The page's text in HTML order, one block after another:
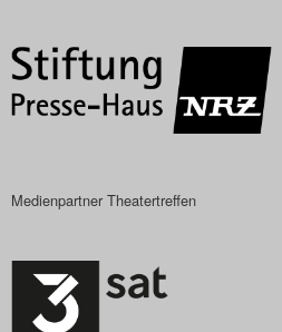
Medienpartner Theatertreffen